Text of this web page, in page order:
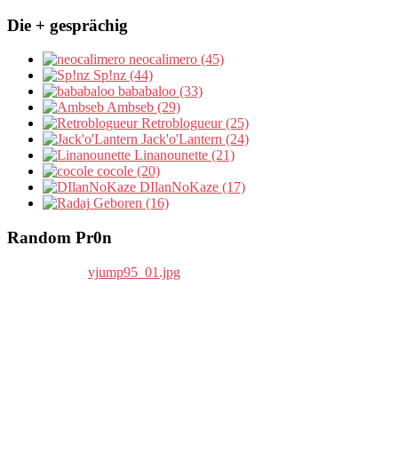
Die + gesprächig
neocalimero (45)
Sp!nz (44)
bababaloo (33)
Ambseb (29)
Retroblogueur (25)
Jack'o'Lantern (24)
Linanounette (21)
cocole (20)
DIlanNoKaze (17)
Geboren (16)
Random Pr0n